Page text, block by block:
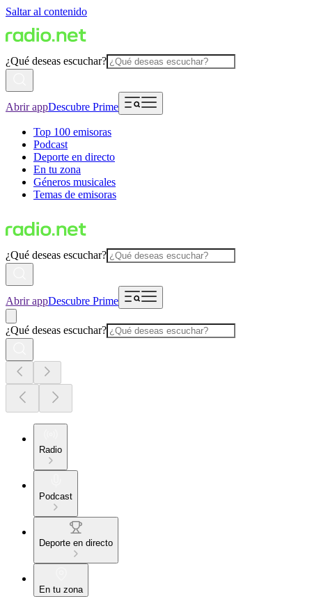
Saltar al contenido
¿Qué deseas escuchar?
Abrir appDescubre Prime
Top 100 emisoras
Podcast
Deporte en directo
En tu zona
Géneros musicales
Temas de emisoras
¿Qué deseas escuchar?
Abrir appDescubre Prime
¿Qué deseas escuchar?
Radio
Podcast
Deporte en directo
En tu zona